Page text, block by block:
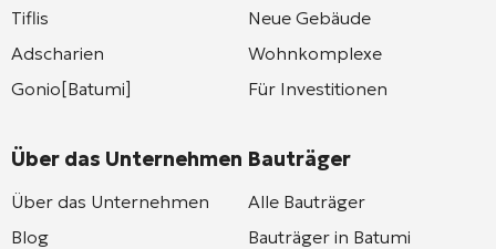
Tiflis
Adscharien
Gonio[Batumi]
Über das Unternehmen
Über das Unternehmen
Blog
Neue Gebäude
Wohnkomplexe
Für Investitionen
Bauträger
Alle Bauträger
Bauträger in Batumi